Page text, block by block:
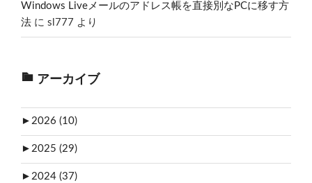
Windows Liveメールのアドレス帳を直接別なPCに移す方
法 に sl777 より
アーカイブ
► 2026 (10)
► 2025 (29)
► 2024 (37)